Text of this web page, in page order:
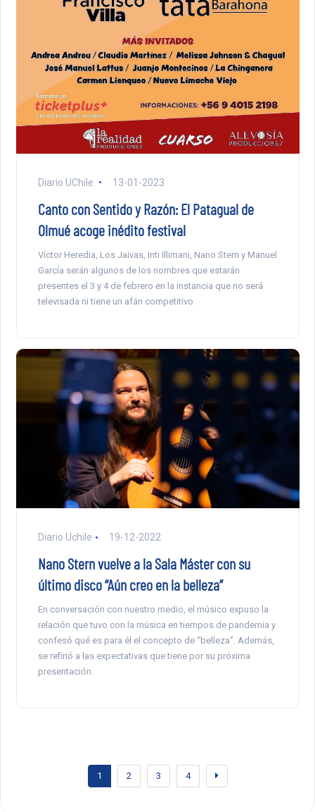
Diario UChile 13-01-2023
Canto con Sentido y Razón: El Patagual de
Olmué acoge inédito festival
Víctor Heredia, Los Jaivas, Inti Illimani, Nano Stern y Manuel
García serán algunos de los nombres que estarán
presentes el 3 y 4 de febrero en la instancia que no será
televisada ni tiene un afán competitivo.
Diario Uchile 19-12-2022
Nano Stern vuelve a la Sala Máster con su
último disco “Aún creo en la belleza”
En conversación con nuestro medio, el músico expuso la
relación que tuvo con la música en tiempos de pandemia y
confesó qué es para él el concepto de “belleza”. Además,
se refirió a las expectativas que tiene por su próxima
presentación.
1 2 3 4